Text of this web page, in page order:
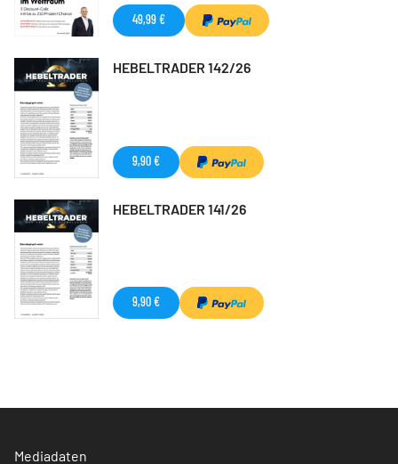
49,99 €
HEBELTRADER 142/26
9,90 €
HEBELTRADER 141/26
9,90 €
Mediadaten